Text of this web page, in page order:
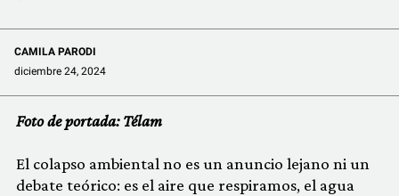
CAMILA PARODI
diciembre 24, 2024
Foto de portada: Télam
El colapso ambiental no es un anuncio lejano ni un
debate teórico: es el aire que respiramos, el agua